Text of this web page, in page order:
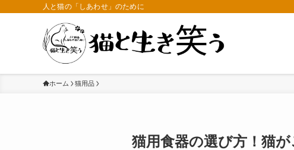
人と猫の「しあわせ」のために
ホーム 猫用品
猫用食器の選び方！猫